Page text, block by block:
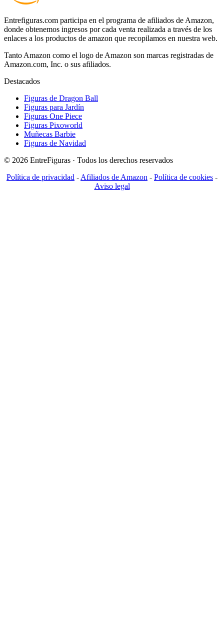
Entrefiguras.com participa en el programa de afiliados de Amazon,
donde obtenemos ingresos por cada venta realizada a través de los
enlaces a los productos de amazon que recopilamos en nuestra web.
Tanto Amazon como el logo de Amazon son marcas registradas de
Amazon.com, Inc. o sus afiliados.
Destacados
Figuras de Dragon Ball
Figuras para Jardín
Figuras One Piece
Figuras Pixoworld
Muñecas Barbie
Figuras de Navidad
© 2026 EntreFiguras · Todos los derechos reservados
Política de privacidad - Afiliados de Amazon - Política de cookies -
Aviso legal